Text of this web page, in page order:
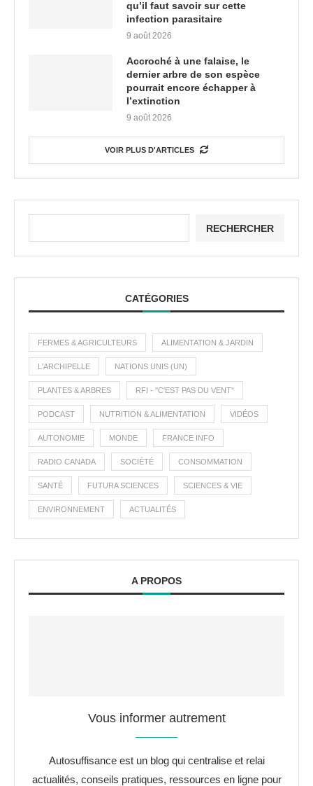
qu’il faut savoir sur cette
infection parasitaire
9 août 2026
Accroché à une falaise, le
dernier arbre de son espèce
pourrait encore échapper à
l’extinction
9 août 2026
VOIR PLUS D'ARTICLES
RECHERCHER
CATÉGORIES
FERMES & AGRICULTEURS ALIMENTATION & JARDIN
L'ARCHIPELLE NATIONS UNIS (UN)
PLANTES & ARBRES RFI - "C'EST PAS DU VENT"
PODCAST NUTRITION & ALIMENTATION VIDÉOS
AUTONOMIE MONDE FRANCE INFO
RADIO CANADA SOCIÉTÉ CONSOMMATION
SANTÉ FUTURA SCIENCES SCIENCES & VIE
ENVIRONNEMENT ACTUALITÉS
A PROPOS
Vous informer autrement
Autosuffisance est un blog qui centralise et relai
actualités, conseils pratiques, ressources en ligne pour